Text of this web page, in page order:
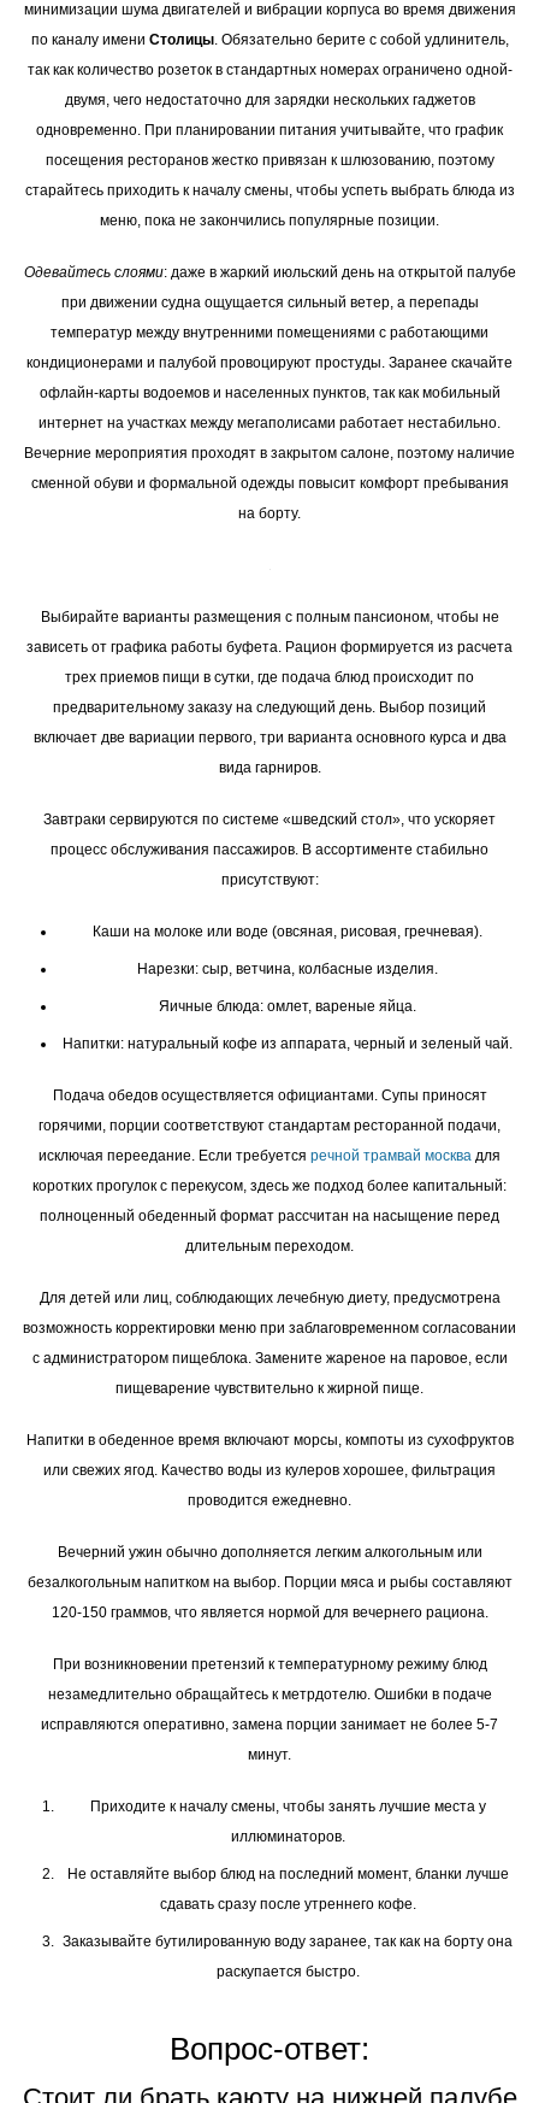
минимизации шума двигателей и вибрации корпуса во время движения
по каналу имени Столицы. Обязательно берите с собой удлинитель,
так как количество розеток в стандартных номерах ограничено одной-
двумя, чего недостаточно для зарядки нескольких гаджетов
одновременно. При планировании питания учитывайте, что график
посещения ресторанов жестко привязан к шлюзованию, поэтому
старайтесь приходить к началу смены, чтобы успеть выбрать блюда из
меню, пока не закончились популярные позиции.
Одевайтесь слоями: даже в жаркий июльский день на открытой палубе
при движении судна ощущается сильный ветер, а перепады
температур между внутренними помещениями с работающими
кондиционерами и палубой провоцируют простуды. Заранее скачайте
офлайн-карты водоемов и населенных пунктов, так как мобильный
интернет на участках между мегаполисами работает нестабильно.
Вечерние мероприятия проходят в закрытом салоне, поэтому наличие
сменной обуви и формальной одежды повысит комфорт пребывания
на борту.
Выбирайте варианты размещения с полным пансионом, чтобы не
зависеть от графика работы буфета. Рацион формируется из расчета
трех приемов пищи в сутки, где подача блюд происходит по
предварительному заказу на следующий день. Выбор позиций
включает две вариации первого, три варианта основного курса и два
вида гарниров.
Завтраки сервируются по системе «шведский стол», что ускоряет
процесс обслуживания пассажиров. В ассортименте стабильно
присутствуют:
Каши на молоке или воде (овсяная, рисовая, гречневая).
Нарезки: сыр, ветчина, колбасные изделия.
Яичные блюда: омлет, вареные яйца.
Напитки: натуральный кофе из аппарата, черный и зеленый чай.
Подача обедов осуществляется официантами. Супы приносят
горячими, порции соответствуют стандартам ресторанной подачи,
исключая переедание. Если требуется речной трамвай москва для
коротких прогулок с перекусом, здесь же подход более капитальный:
полноценный обеденный формат рассчитан на насыщение перед
длительным переходом.
Для детей или лиц, соблюдающих лечебную диету, предусмотрена
возможность корректировки меню при заблаговременном согласовании
с администратором пищеблока. Замените жареное на паровое, если
пищеварение чувствительно к жирной пище.
Напитки в обеденное время включают морсы, компоты из сухофруктов
или свежих ягод. Качество воды из кулеров хорошее, фильтрация
проводится ежедневно.
Вечерний ужин обычно дополняется легким алкогольным или
безалкогольным напитком на выбор. Порции мяса и рыбы составляют
120-150 граммов, что является нормой для вечернего рациона.
При возникновении претензий к температурному режиму блюд
незамедлительно обращайтесь к метрдотелю. Ошибки в подаче
исправляются оперативно, замена порции занимает не более 5-7
минут.
Приходите к началу смены, чтобы занять лучшие места у
иллюминаторов.
Не оставляйте выбор блюд на последний момент, бланки лучше
сдавать сразу после утреннего кофе.
Заказывайте бутилированную воду заранее, так как на борту она
раскупается быстро.
Вопрос-ответ: